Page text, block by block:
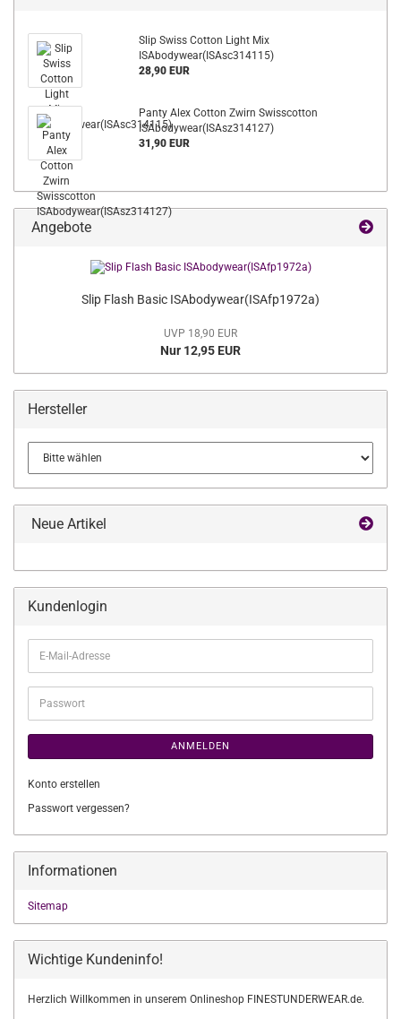
Slip Swiss Cotton Light Mix
ISAbodywear(ISAsc314115)
28,90 EUR
Panty Alex Cotton Zwirn Swisscotton
ISAbodywear(ISAsz314127)
31,90 EUR
Angebote
Slip Flash Basic ISAbodywear(ISAfp1972a)
UVP 18,90 EUR
Nur 12,95 EUR
Hersteller
Neue Artikel
Kundenlogin
E-
Mail-
Adresse
Passwort
ANMELDEN
Konto erstellen
Passwort vergessen?
Informationen
Sitemap
Wichtige Kundeninfo!
Herzlich Willkommen in unserem Onlineshop FINESTUNDERWEAR.de.